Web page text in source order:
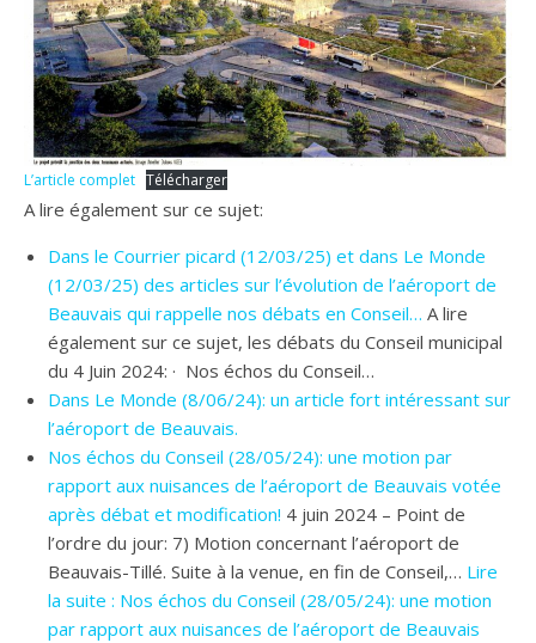
L’article complet Télécharger
A lire également sur ce sujet:
Dans le Courrier picard (12/03/25) et dans Le Monde
(12/03/25) des articles sur l’évolution de l’aéroport de
Beauvais qui rappelle nos débats en Conseil… A lire
également sur ce sujet, les débats du Conseil municipal
du 4 Juin 2024: · Nos échos du Conseil…
Dans Le Monde (8/06/24): un article fort intéressant sur
l’aéroport de Beauvais.
Nos échos du Conseil (28/05/24): une motion par
rapport aux nuisances de l’aéroport de Beauvais votée
après débat et modification! 4 juin 2024 – Point de
l’ordre du jour: 7) Motion concernant l’aéroport de
Beauvais-Tillé. Suite à la venue, en fin de Conseil,… Lire
la suite : Nos échos du Conseil (28/05/24): une motion
par rapport aux nuisances de l’aéroport de Beauvais